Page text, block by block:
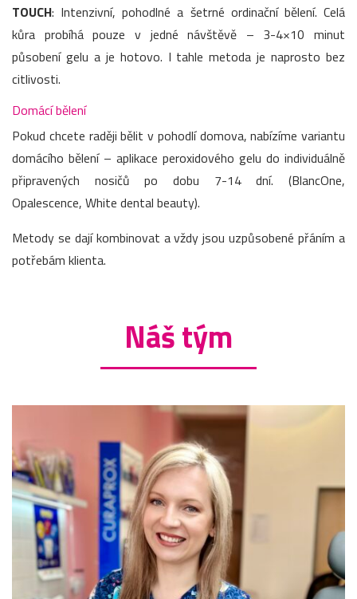
TOUCH: Intenzivní, pohodlné a šetrné ordinační bělení. Celá
kůra probíhá pouze v jedné návštěvě – 3-4×10 minut
působení gelu a je hotovo. I tahle metoda je naprosto bez
citlivosti.
Domácí bělení
Pokud chcete raději bělit v pohodlí domova, nabízíme variantu
domácího bělení – aplikace peroxidového gelu do individuálně
připravených nosičů po dobu 7-14 dní. (BlancOne,
Opalescence, White dental beauty).
Metody se dají kombinovat a vždy jsou uzpůsobené přáním a
potřebám klienta.
Náš tým